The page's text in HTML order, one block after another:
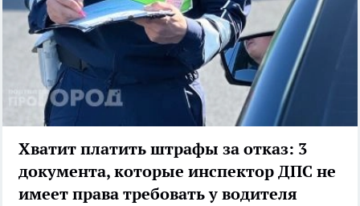
Хватит платить штрафы за отказ: 3
документа, которые инспектор ДПС не
имеет права требовать у водителя